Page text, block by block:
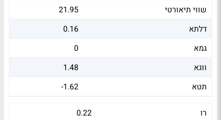
שווי תיאורטי
21.95
דלתא
0.16
גמא
0
ווגא
1.48
תטא
-1.62
רו
0.22